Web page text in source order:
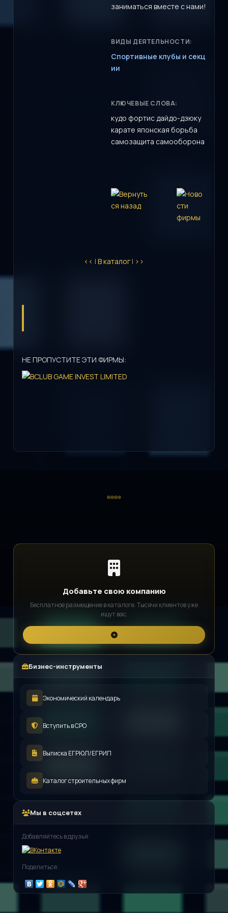
заниматься вместе с нами!
ВИДЫ ДЕЯТЕЛЬНОСТИ:
Спортивные клубы и секц
ии
КЛЮЧЕВЫЕ СЛОВА:
кудо фортис дайдо-дзюку
карате японская борьба
самозащита самооборона
<< | В каталог | >>
НЕ ПРОПУСТИТЕ ЭТИ ФИРМЫ:
Добавьте свою компанию
Бесплатное размещение в каталоге. Тысячи клиентов уже
ищут вас.
Бизнес-инструменты
Экономический календарь
Вступить в СРО
Выписка ЕГРЮЛ/ЕГРИП
Каталог строительных фирм
Мы в соцсетях
Добавляйтесь в друзья:
Поделиться: